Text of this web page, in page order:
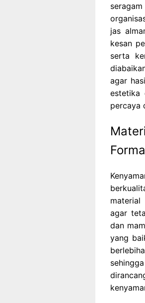
jas
kesan
serta
agar
estetika
percaya
material
agar
dan
yang